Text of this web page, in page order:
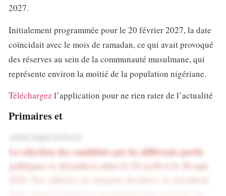
2027.
Initialement programmée pour le 20 février 2027, la date
coïncidait avec le mois de ramadan, ce qui avait provoqué
des réserves au sein de la communauté musulmane, qui
représente environ la moitié de la population nigériane.
Téléchargez l’application pour ne rien rater de l’actualité
Primaires et
La sélection des candidats par les différents partis
politiques se déroulera entre le 23 avril et le 30 mai